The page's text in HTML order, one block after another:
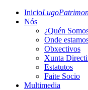
Inicio
Nós
¿Quén
Onde
Obxectivos
Xunta
Estatutos
Faite Socio
Multimedia